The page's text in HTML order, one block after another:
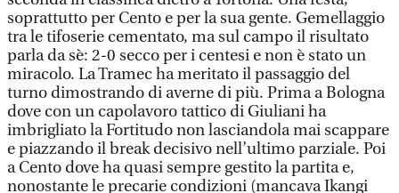
soprattutto per Cento e per la sua gente. Gemellaggio
tra le tifoserie cementato, ma sul campo il risultato
parla da sè: 2-0 secco per i centesi e non è stato un
miracolo. La Tramec ha meritato il passaggio del
turno dimostrando di averne di più. Prima a Bologna
dove con un capolavoro tattico di Giuliani ha
imbrigliato la Fortitudo non lasciandola mai scappare
e piazzando il break decisivo nell’ultimo parziale. Poi
a Cento dove ha quasi sempre gestito la partita e,
nonostante le precarie condizioni (mancava Ikangi